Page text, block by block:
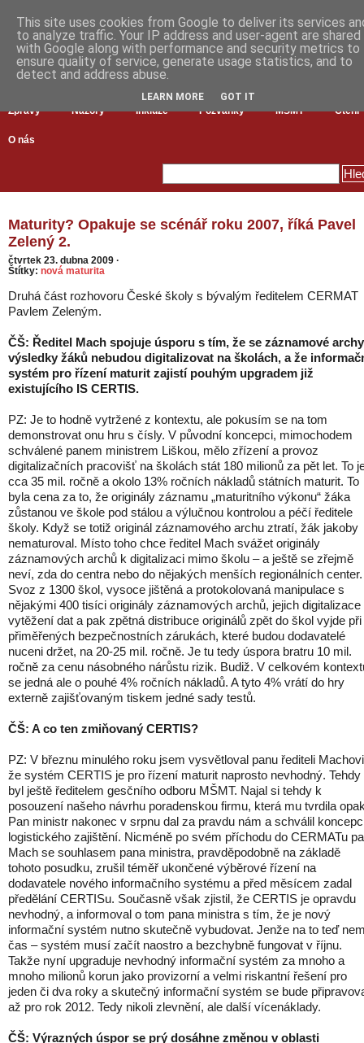
Zprávy Názory Inkluze Pozvánky MŠMT Čtení
O nás
Maturity? Opakuje se scénář roku 2007, říká Pavel
Zelený 2.
čtvrtek 23. dubna 2009 ·
Štítky: nová maturita
Druhá část rozhovoru České školy s bývalým ředitelem CERMAT
Pavlem Zeleným.
ČŠ: Ředitel Mach spojuje úsporu s tím, že se záznamové
výsledky žáků nebudou digitalizovat na školách, a že
systém pro řízení maturit zajistí pouhým upgradem již
existujícího IS CERTIS.
PZ: Je to hodně vytržené z kontextu, ale pokusím se na tom
demonstrovat onu hru s čísly. V původní koncepci, mimochodem
schválené panem ministrem Liškou, mělo zřízení a provoz
digitalizačních pracovišť na školách stát 180 milionů za pět let. To
cca 35 mil. ročně a okolo 13% ročních nákladů státních maturit. To
byla cena za to, že originály záznamu „maturitního výkonu“ žáka
zůstanou ve škole pod stálou a výlučnou kontrolou a péčí ředitele
školy. Když se totiž originál záznamového archu ztratí, žák jakoby
nematuroval. Místo toho chce ředitel Mach svážet originály
záznamových archů k digitalizaci mimo školu – a ještě se zřejmě
neví, zda do centra nebo do nějakých menších regionálních center.
Svoz z 1300 škol, vysoce jištěná a protokolovaná manipulace s
nějakými 400 tisíci originály záznamových archů, jejich digitalizace
vytěžení dat a pak zpětná distribuce originálů zpět do škol vyjde při
přiměřených bezpečnostních zárukách, které budou dodavatelé
nuceni držet, na 20-25 mil. ročně. Je tu tedy úspora bratru 10 mil.
ročně za cenu násobného nárůstu rizik. Budiž. V celkovém
se jedná ale o pouhé 4% ročních nákladů. A tyto 4% vrátí do hry
externě zajišťovaným tiskem jedné sady testů.
ČŠ: A co ten zmiňovaný CERTIS?
PZ: V březnu minulého roku jsem vysvětloval panu řediteli
že systém CERTIS je pro řízení maturit naprosto nevhodný. Tehdy
byl ještě ředitelem gesčního odboru MŠMT. Najal si tehdy k
posouzení našeho návrhu poradenskou firmu, která mu tvrdila
Pan ministr nakonec v srpnu dal za pravdu nám a schválil
logistického zajištění. Nicméně po svém příchodu do CERMATu
Mach se souhlasem pana ministra, pravděpodobně na základě
tohoto posudku, zrušil téměř ukončené výběrové řízení na
dodavatele nového informačního systému a před měsícem zadal
předělání CERTISu. Současně však zjistil, že CERTIS je opravdu
nevhodný, a informoval o tom pana ministra s tím, že je nový
informační systém nutno skutečně vybudovat. Jenže na to teď
čas – systém musí začít naostro a bezchybně fungovat v říjnu.
Takže nyní upgraduje nevhodný informační systém za mnoho a
mnoho milionů korun jako provizorní a velmi riskantní řešení pro
jeden či dva roky a skutečný informační systém se bude
až pro rok 2012. Tedy nikoli zlevnění, ale další vícenáklady.
ČŠ: Výrazných úspor se prý dosáhne změnou v oblasti
This site uses cookies from Google to deliver its services
to analyze traffic. Your IP address and user-agent are shared
with Google along with performance and security metrics to
ensure quality of service, generate usage statistics, and to
detect and address abuse.
LEARN MORE GOT IT